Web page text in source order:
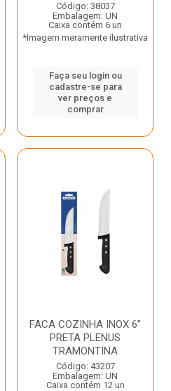
Código: 38037
Embalagem: UN
Caixa contém 6 un
*Imagem meramente ilustrativa
Faça seu login ou
cadastre-se para
ver preços e
comprar
FACA COZINHA INOX 6”
PRETA PLENUS
TRAMONTINA
Código: 43207
Embalagem: UN
Caixa contém 12 un